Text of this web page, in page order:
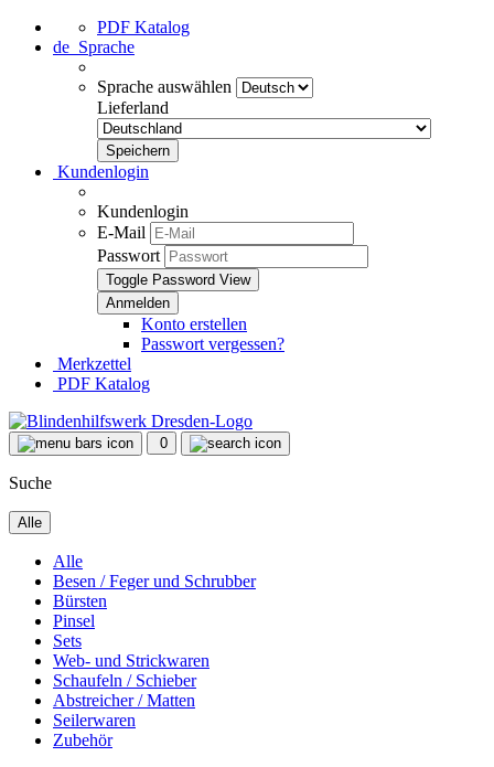
PDF Katalog
de Sprache
Sprache auswählen
Lieferland
Kundenlogin
Kundenlogin
E-Mail
Passwort
Toggle Password View
Konto erstellen
Passwort vergessen?
Merkzettel
PDF Katalog
0
Suche
Alle
Alle
Besen / Feger und Schrubber
Bürsten
Pinsel
Sets
Web- und Strickwaren
Schaufeln / Schieber
Abstreicher / Matten
Seilerwaren
Zubehör